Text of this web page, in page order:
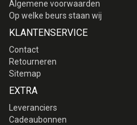
Algemene voorwaarden
Op welke beurs staan wij
KLANTENSERVICE
Contact
Retourneren
Sitemap
EXTRA
Leveranciers
Cadeaubonnen